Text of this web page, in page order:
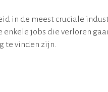
in de meest cruciale
enkele jobs die verloren
te vinden zijn.